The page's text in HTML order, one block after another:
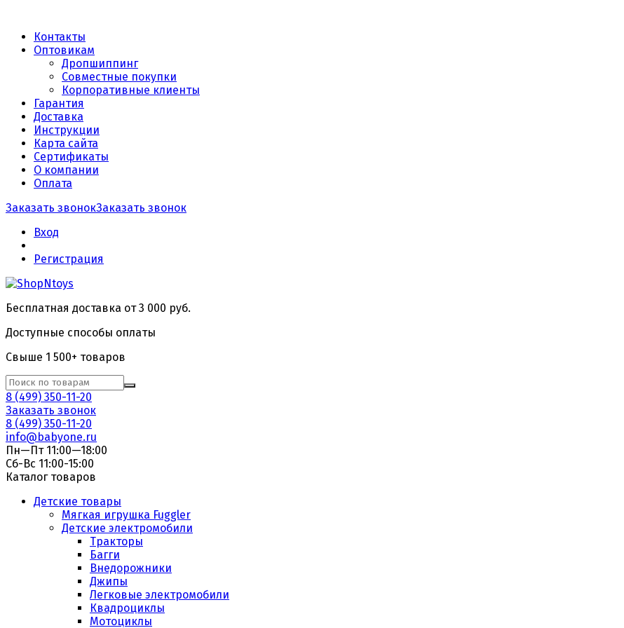
Контакты
Оптовикам
Дропшиппинг
Совместные покупки
Корпоративные клиенты
Гарантия
Доставка
Инструкции
Карта сайта
Сертификаты
О компании
Оплата
Заказать звонокЗаказать звонок
Вход
Регистрация
Бесплатная доставка от 3 000 руб.
Доступные способы оплаты
Свыше 1 500+ товаров
8 (499) 350-11-20
Заказать звонок
8 (499) 350-11-20
info@babyone.ru
Пн—Пт 11:00—18:00
Сб-Вс 11:00-15:00
Каталог товаров
Детские товары
Мягкая игрушка Fuggler
Детские электромобили
Тракторы
Багги
Внедорожники
Джипы
Легковые электромобили
Квадроциклы
Мотоциклы